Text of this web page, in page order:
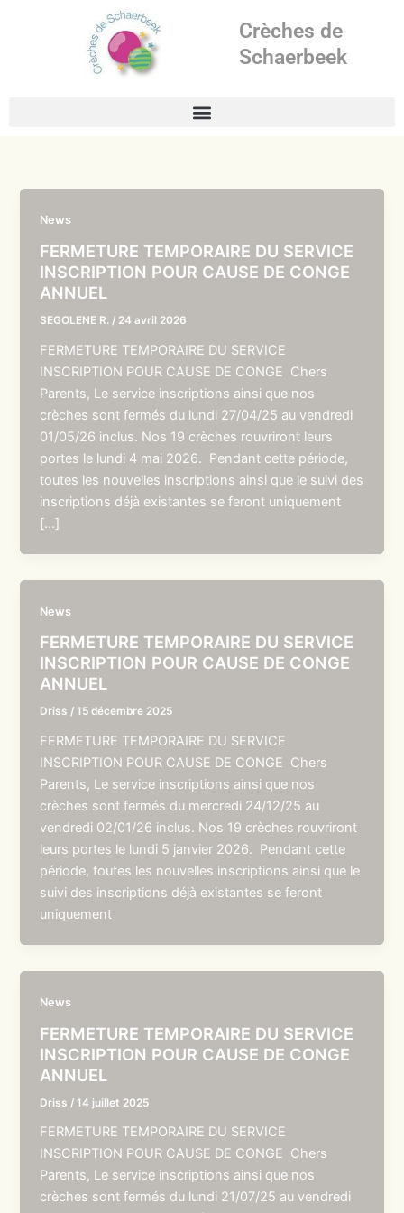
Crèches de
Schaerbeek
News
FERMETURE TEMPORAIRE DU SERVICE
INSCRIPTION POUR CAUSE DE CONGE
ANNUEL
SEGOLENE R. / 24 avril 2026
FERMETURE TEMPORAIRE DU SERVICE
INSCRIPTION POUR CAUSE DE CONGE Chers
Parents, Le service inscriptions ainsi que nos
crèches sont fermés du lundi 27/04/25 au vendredi
01/05/26 inclus. Nos 19 crèches rouvriront leurs
portes le lundi 4 mai 2026. Pendant cette période,
toutes les nouvelles inscriptions ainsi que le suivi des
inscriptions déjà existantes se feront uniquement
[…]
News
FERMETURE TEMPORAIRE DU SERVICE
INSCRIPTION POUR CAUSE DE CONGE
ANNUEL
Driss /15 décembre 2025
FERMETURE TEMPORAIRE DU SERVICE
INSCRIPTION POUR CAUSE DE CONGE Chers
Parents, Le service inscriptions ainsi que nos
crèches sont fermés du mercredi 24/12/25 au
vendredi 02/01/26 inclus. Nos 19 crèches rouvriront
leurs portes le lundi 5 janvier 2026. Pendant cette
période, toutes les nouvelles inscriptions ainsi que le
suivi des inscriptions déjà existantes se feront
uniquement
News
FERMETURE TEMPORAIRE DU SERVICE
INSCRIPTION POUR CAUSE DE CONGE
ANNUEL
Driss /14 juillet 2025
FERMETURE TEMPORAIRE DU SERVICE
INSCRIPTION POUR CAUSE DE CONGE Chers
Parents, Le service inscriptions ainsi que nos
crèches sont fermés du lundi 21/07/25 au vendredi